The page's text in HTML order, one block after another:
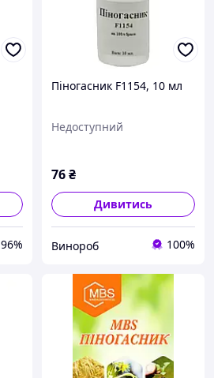
96%
Піногасник F1154, 10 мл
Недоступний
76₴
Дивитись
Винороб 100%